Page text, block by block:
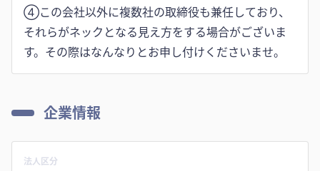
④この会社以外に複数社の取締役も兼任しており、
それらがネックとなる見え方をする場合がございま
す。その際はなんなりとお申し付けくださいませ。
企業情報
法人区分